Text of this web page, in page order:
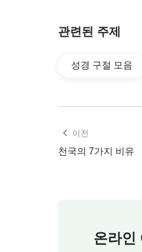
『정복 사역이
인류가 땅에서
어가기 전에 하
훗날 땅에 있을
이 한 번도 누리
관련된 주제
성경 구절 모음
이전
천국의 7가지 비유
온라인